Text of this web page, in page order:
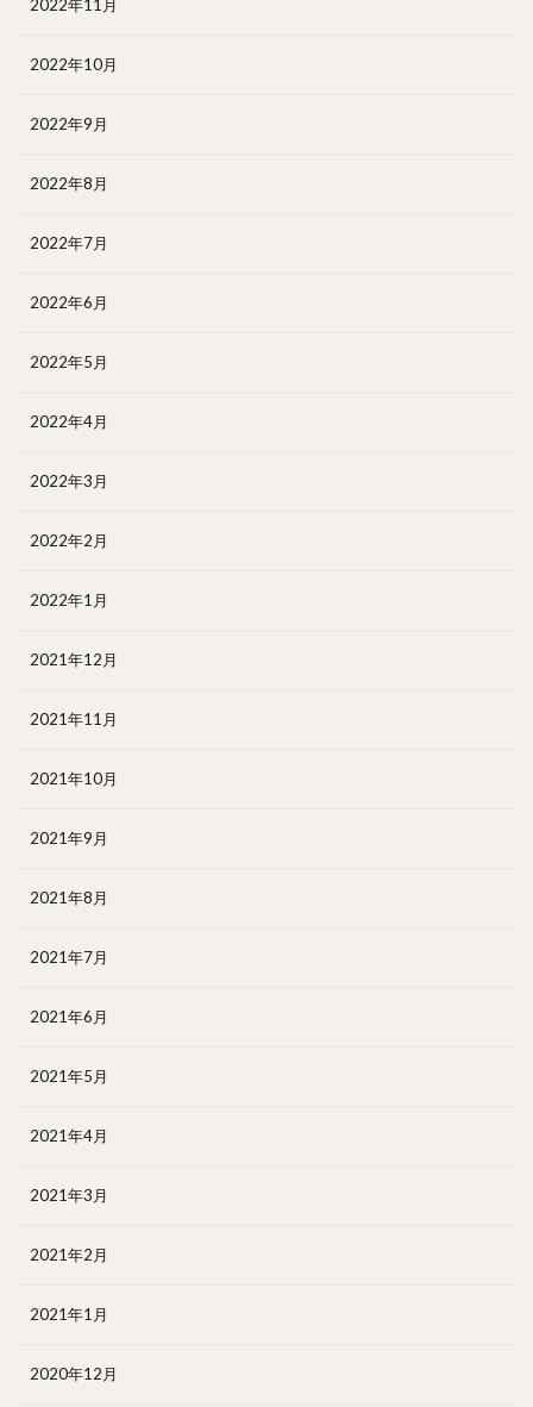
2022年11月
2022年10月
2022年9月
2022年8月
2022年7月
2022年6月
2022年5月
2022年4月
2022年3月
2022年2月
2022年1月
2021年12月
2021年11月
2021年10月
2021年9月
2021年8月
2021年7月
2021年6月
2021年5月
2021年4月
2021年3月
2021年2月
2021年1月
2020年12月